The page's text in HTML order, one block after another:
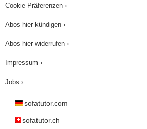
Cookie Präferenzen ›
Abos hier kündigen ›
Abos hier widerrufen ›
Impressum ›
Jobs ›
sofatutor.com
sofatutor.ch